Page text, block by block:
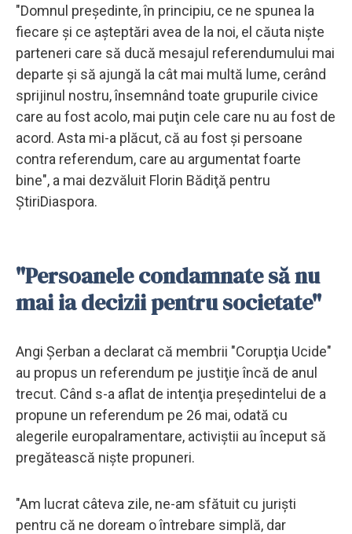
"Domnul preşedinte, în principiu, ce ne spunea la
fiecare şi ce aşteptări avea de la noi, el căuta nişte
parteneri care să ducă mesajul referendumului mai
departe şi să ajungă la cât mai multă lume, cerând
sprijinul nostru, însemnând toate grupurile civice
care au fost acolo, mai puţin cele care nu au fost de
acord. Asta mi-a plăcut, că au fost şi persoane
contra referendum, care au argumentat foarte
bine", a mai dezvăluit Florin Bădiţă pentru
ŞtiriDiaspora.
"Persoanele condamnate să nu
mai ia decizii pentru societate"
Angi Şerban a declarat că membrii "Corupţia Ucide"
au propus un referendum pe justiţie încă de anul
trecut. Când s-a aflat de intenţia preşedintelui de a
propune un referendum pe 26 mai, odată cu
alegerile europalramentare, activiştii au început să
pregătească nişte propuneri.
"Am lucrat câteva zile, ne-am sfătuit cu jurişti
pentru că ne doream o întrebare simplă, dar